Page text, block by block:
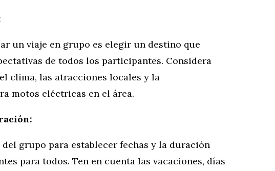
un viaje en grupo es elegir un destino que
de todos los participantes. Considera
clima, las atracciones locales y la
motos eléctricas en el área.
grupo para establecer fechas y la duración
para todos. Ten en cuenta las vacaciones, días